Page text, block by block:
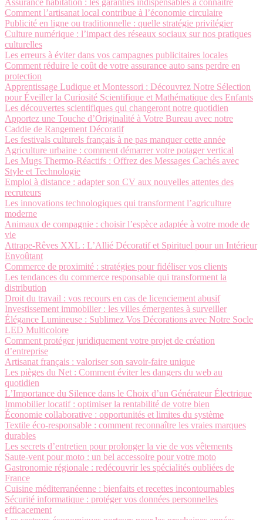
Assurance habitation : les garanties indispensables à connaître
Comment l’artisanat local contribue à l’économie circulaire
Publicité en ligne ou traditionnelle : quelle stratégie privilégier
Culture numérique : l’impact des réseaux sociaux sur nos pratiques
culturelles
Les erreurs à éviter dans vos campagnes publicitaires locales
Comment réduire le coût de votre assurance auto sans perdre en
protection
Apprentissage Ludique et Montessori : Découvrez Notre Sélection
pour Éveiller la Curiosité Scientifique et Mathématique des Enfants
Les découvertes scientifiques qui changeront notre quotidien
Apportez une Touche d’Originalité à Votre Bureau avec notre
Caddie de Rangement Décoratif
Les festivals culturels français à ne pas manquer cette année
Agriculture urbaine : comment démarrer votre potager vertical
Les Mugs Thermo-Réactifs : Offrez des Messages Cachés avec
Style et Technologie
Emploi à distance : adapter son CV aux nouvelles attentes des
recruteurs
Les innovations technologiques qui transforment l’agriculture
moderne
Animaux de compagnie : choisir l’espèce adaptée à votre mode de
vie
Attrape-Rêves XXL : L’Allié Décoratif et Spirituel pour un Intérieur
Envoûtant
Commerce de proximité : stratégies pour fidéliser vos clients
Les tendances du commerce responsable qui transforment la
distribution
Droit du travail : vos recours en cas de licenciement abusif
Investissement immobilier : les villes émergentes à surveiller
Élégance Lumineuse : Sublimez Vos Décorations avec Notre Socle
LED Multicolore
Comment protéger juridiquement votre projet de création
d’entreprise
Artisanat français : valoriser son savoir-faire unique
Les pièges du Net : Comment éviter les dangers du web au
quotidien
L’Importance du Silence dans le Choix d’un Générateur Électrique
Immobilier locatif : optimiser la rentabilité de votre bien
Économie collaborative : opportunités et limites du système
Textile éco-responsable : comment reconnaître les vraies marques
durables
Les secrets d’entretien pour prolonger la vie de vos vêtements
Saute-vent pour moto : un bel accessoire pour votre moto
Gastronomie régionale : redécouvrir les spécialités oubliées de
France
Cuisine méditerranéenne : bienfaits et recettes incontournables
Sécurité informatique : protéger vos données personnelles
efficacement